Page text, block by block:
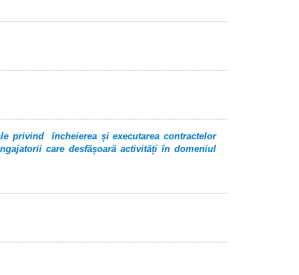
privind încheierea și executarea contractelor
care desfășoară activități în domeniul